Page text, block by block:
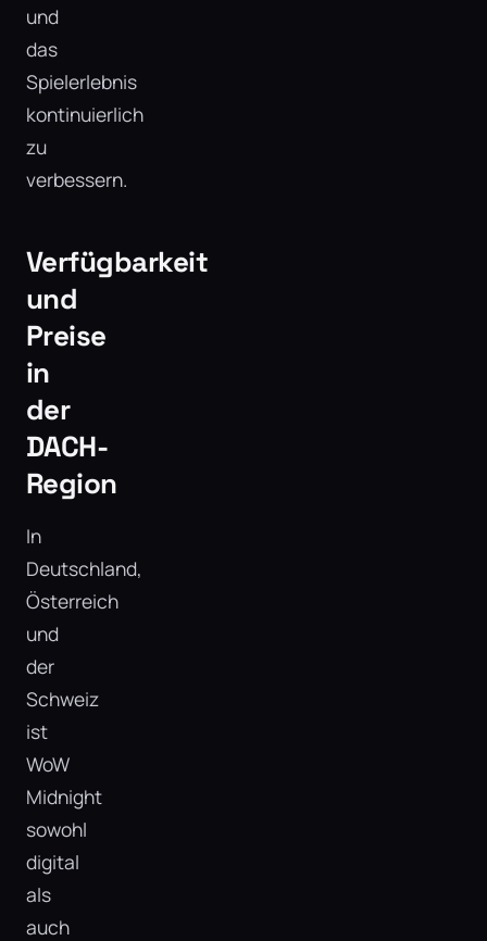
und
das
Spielerlebnis
kontinuierlich
zu
verbessern.
Verfügbarkeit
und
Preise
in
der
DACH-
Region
In
Deutschland,
Österreich
und
der
Schweiz
ist
WoW
Midnight
sowohl
digital
als
auch